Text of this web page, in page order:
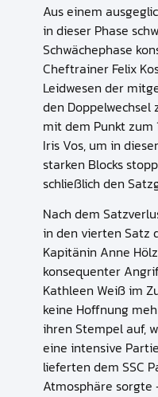
Aus einem
in dieser Phase
Schwächephase
Cheftrainer Felix
Leidwesen der
den
mit dem Punkt zum
Iris Vos, um in
starken Blocks
schließlich den
Nach dem
in den vierten Satz
Kapitänin Anne
konsequenter
Kathleen Weiß im
keine Hoffnung
ihren Stempel auf,
eine intensive
lieferten dem SSC
Atmosphäre sorgte